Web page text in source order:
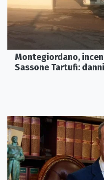
Montegiordano,
Sassone Tartufi: